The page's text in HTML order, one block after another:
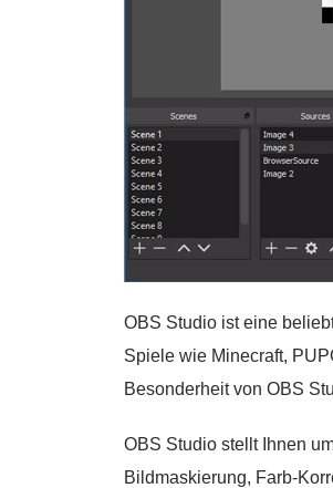
OBS Studio ist eine
Spiele wie Minecraft,
Besonderheit von OBS
OBS Studio stellt Ihnen
Bildmaskierung, Farb-